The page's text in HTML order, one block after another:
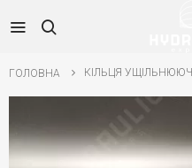
ГОЛОВНА КІЛЬЦЯ УЩІЛЬНЮЮЧІ